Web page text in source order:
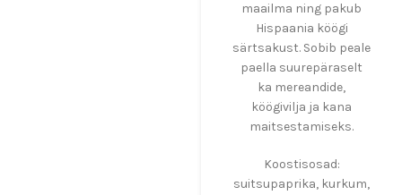
maailma ning pakub
Hispaania köögi
särtsakust. Sobib peale
paella suurepäraselt
ka mereandide,
köögivilja ja kana
maitsestamiseks.
Koostisosad:
suitsupaprika, kurkum,